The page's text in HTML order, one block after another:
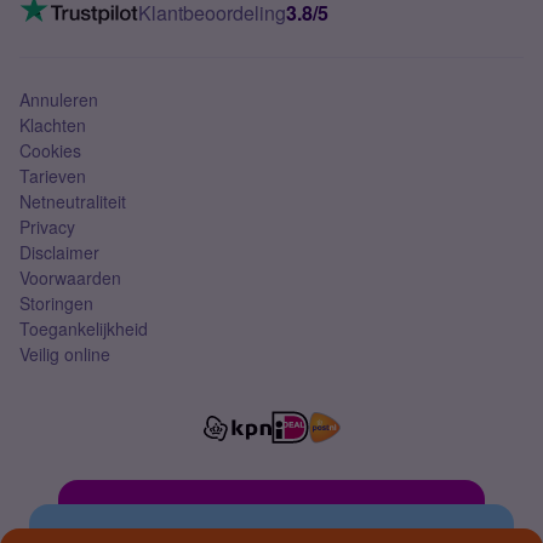
Mobiel abonnement
Klantbeoordeling3.8/5
Annuleren
Klachten
Cookies
Tarieven
Netneutraliteit
Privacy
Disclaimer
Voorwaarden
Storingen
Toegankelijkheid
Veilig online